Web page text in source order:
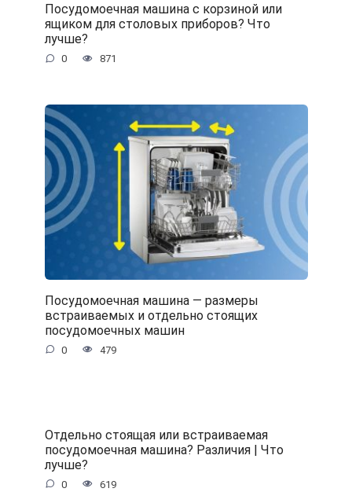
Посудомоечная машина с корзиной или
ящиком для столовых приборов? Что
лучше?
0 871
Посудомоечная машина — размеры
встраиваемых и отдельно стоящих
посудомоечных машин
0 479
Отдельно стоящая или встраиваемая
посудомоечная машина? Различия | Что
лучше?
0 619